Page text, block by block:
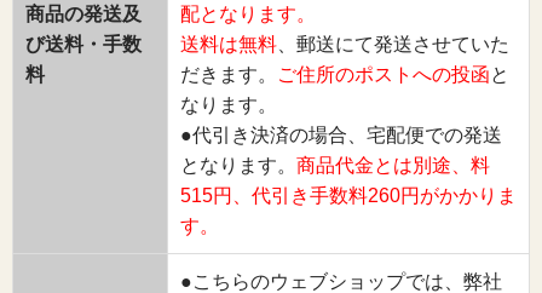
商品の発送及
び送料・手数
料
配となります。
送料は無料 、郵送にて発送させていた
だきます。
ご住所のポストへの投函と
なります。
●代引き決済の場合、宅配便での発送
となります。 商品代金とは別途、料
515円、代引き手数料260円がかかりま
す。
●こちらのウェブショップでは、弊社